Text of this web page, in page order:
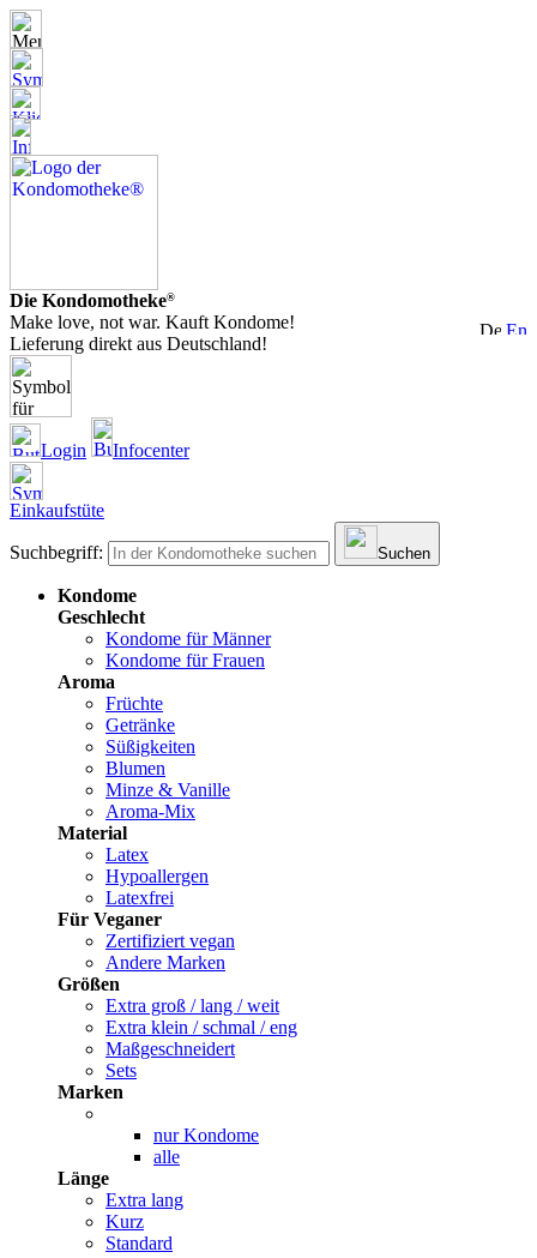
Die Kondomotheke®
Make love, not war. Kauft Kondome!
Lieferung direkt aus Deutschland!
Login Infocenter
Einkaufstüte
Suchbegriff: Suchen
Kondome
Geschlecht
Kondome für Männer
Kondome für Frauen
Aroma
Früchte
Getränke
Süßigkeiten
Blumen
Minze & Vanille
Aroma-Mix
Material
Latex
Hypoallergen
Latexfrei
Für Veganer
Zertifiziert vegan
Andere Marken
Größen
Extra groß / lang / weit
Extra klein / schmal / eng
Maßgeschneidert
Sets
Marken
nur Kondome
alle
Länge
Extra lang
Kurz
Standard